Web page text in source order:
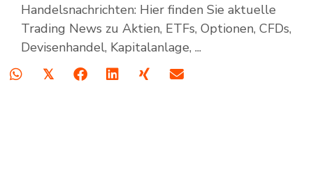
Handelsnachrichten: Hier finden Sie aktuelle
Trading News zu Aktien, ETFs, Optionen, CFDs,
Devisenhandel, Kapitalanlage, ...
𝕏